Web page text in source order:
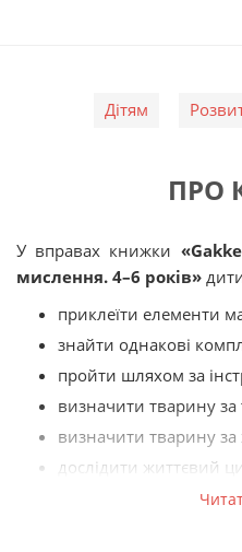
Дітям
ПРО
У вправах книжки
мислення. 4–6 років»
приклеїти елементи
знайти однакові
пройти шляхом за
визначити тварину за
визначити тварину
дослідити життєвий
дослідити життєвий